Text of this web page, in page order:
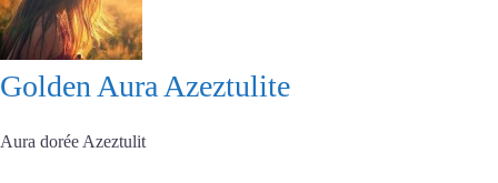
Golden Aura Azeztulite
Aura dorée Azeztulit